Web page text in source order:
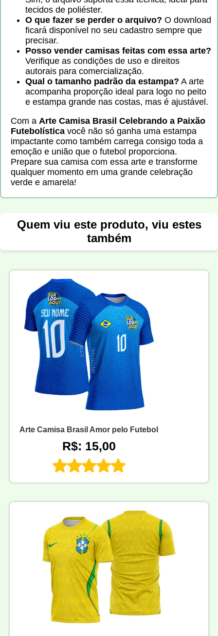
tecidos de poliéster.
O que fazer se perder o arquivo? O download
ficará disponível no seu cadastro sempre que
precisar.
Posso vender camisas feitas com essa arte?
Verifique as condições de uso e direitos
autorais para comercialização.
Qual o tamanho padrão da estampa? A arte
acompanha proporção ideal para logo no peito
e estampa grande nas costas, mas é ajustável.
Com a Arte Camisa Brasil Celebrando a Paixão
Futebolística você não só ganha uma estampa
impactante como também carrega consigo toda a
emoção e união que o futebol proporciona.
Prepare sua camisa com essa arte e transforme
qualquer momento em uma grande celebração
verde e amarela!
Quem viu este produto, viu estes
também
Arte Camisa Brasil Amor pelo Futebol
R$: 15,00